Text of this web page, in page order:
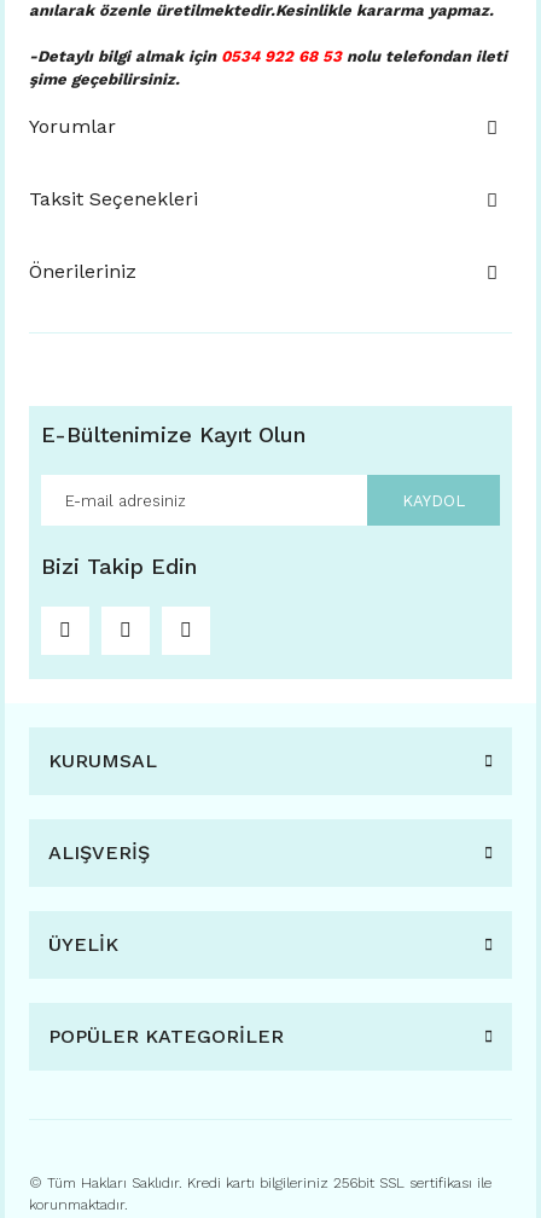
anılarak özenle üretilmektedir.Kesinlikle kararma yapmaz.
-Detaylı bilgi almak için 0534 922 68 53nolu telefondan ileti
şime geçebilirsiniz.
Yorumlar
Taksit Seçenekleri
Önerileriniz
E-Bültenimize Kayıt Olun
KAYDOL
Bizi Takip Edin
KURUMSAL
ALIŞVERİŞ
ÜYELİK
POPÜLER KATEGORİLER
© Tüm Hakları Saklıdır. Kredi kartı bilgileriniz 256bit SSL sertifikası ile
korunmaktadır.